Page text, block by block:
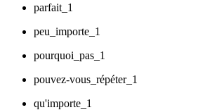
parfait_1
peu_importe_1
pourquoi_pas_1
pouvez-vous_répéter_1
qu'importe_1